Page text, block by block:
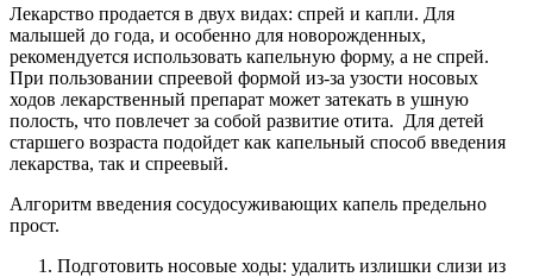
Лекарство продается в двух видах: спрей и капли. Для
малышей до года, и особенно для новорожденных,
рекомендуется использовать капельную форму, а не спрей.
При пользовании спреевой формой из-за узости носовых
ходов лекарственный препарат может затекать в ушную
полость, что повлечет за собой развитие отита. Для детей
старшего возраста подойдет как капельный способ введения
лекарства, так и спреевый.
Алгоритм введения сосудосуживающих капель предельно
прост.
Подготовить носовые ходы: удалить излишки слизи из